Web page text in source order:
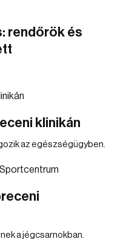
rendőrök és
klinikán
az egészségügyben.
a jégcsarnokban.